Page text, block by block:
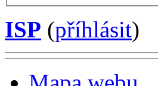
ISP (příhlásit)